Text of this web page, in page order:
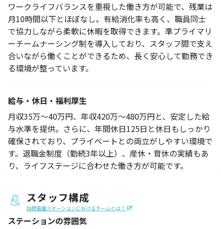
ワークライフバランスを重視した働き方が可能で、残業は
月10時間以下とほぼなし。有給消化率も高く、職員同士
で協力しながら柔軟に休暇を取得できます。準プライマリ
ーチームナーシング制を導入しており、スタッフ間で支え
合いながら働くことができるため、長く安心して勤務でき
る環境が整っています。
給与・休日・福利厚生
月収35万～40万円、年収420万～480万円と、安定した給
与水準を提供。さらに、年間休日125日と休日もしっかり
確保されており、プライベートとの両立がしやすい環境で
す。退職金制度（勤続3年以上）、産休・育休の実績もあ
り、ライフステージに合わせた働き方が可能です。
スタッフ構成
訪問看護ステーションにおけるチームとは？
ステーションの雰囲気